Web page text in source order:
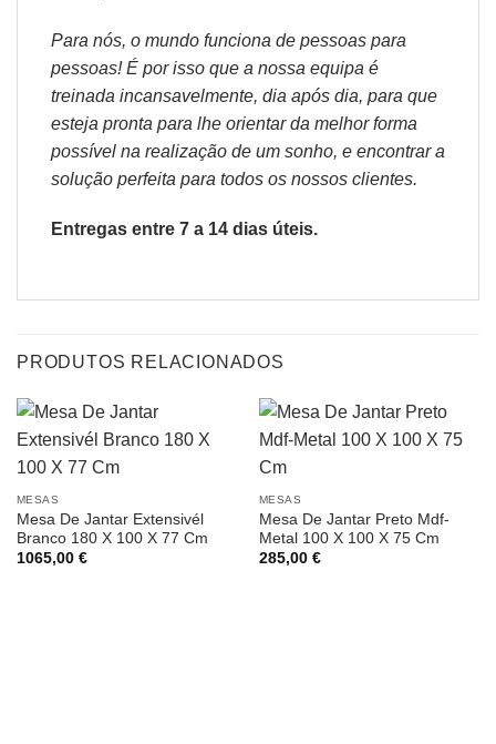
Para nós, o mundo funciona de pessoas para
pessoas! É por isso que a nossa equipa é
treinada incansavelmente, dia após dia, para que
esteja pronta para lhe orientar da melhor forma
possível na realização de um sonho, e encontrar a
solução perfeita para todos os nossos clientes.
Entregas entre 7 a 14 dias úteis.
PRODUTOS RELACIONADOS
MESAS
Mesa De Jantar Extensivél
Branco 180 X 100 X 77 Cm
1065,00 €
MESAS
Mesa De Jantar Preto Mdf-
Metal 100 X 100 X 75 Cm
285,00 €